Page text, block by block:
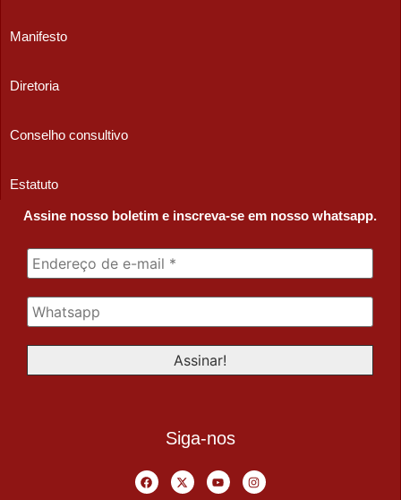
Manifesto
Diretoria
Conselho consultivo
Estatuto
Assine nosso boletim e inscreva-se em nosso whatsapp.
Siga-nos